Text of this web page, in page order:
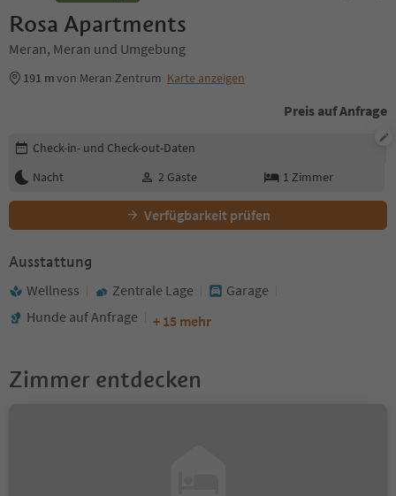
Rosa Apartments
Meran, Meran und Umgebung
191 mvon Meran Zentrum Karte anzeigen
Preis auf Anfrage
Buchungsdetails bearbeiten
Check-in- und Check-out-Daten
Nacht
2 Gäste 1 Zimmer
Verfügbarkeit prüfen
Ausstattung
Wellness Zentrale Lage
Garage
Hunde auf Anfrage
+ 15 mehr
Zimmer entdecken